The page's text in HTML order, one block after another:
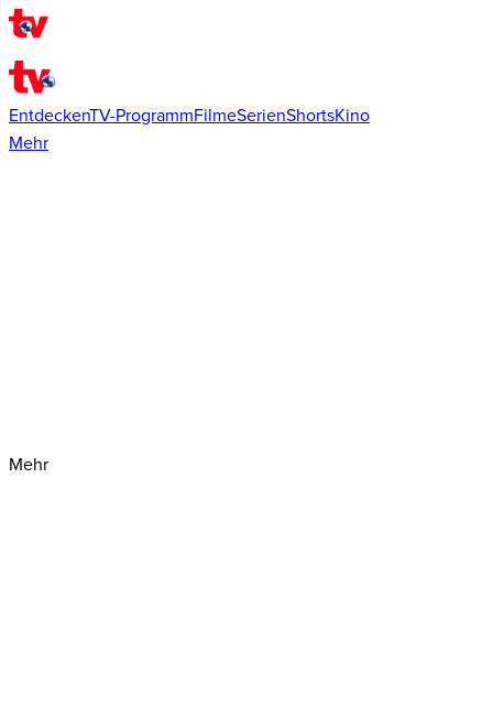
EntdeckenTV-ProgrammFilmeSerienShortsKino
Mehr
Mehr